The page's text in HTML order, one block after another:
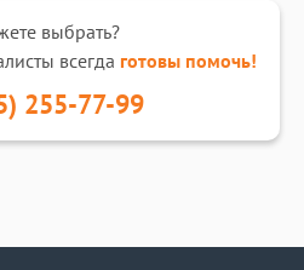
выбрать?
всегда готовы помочь!
255-77-99